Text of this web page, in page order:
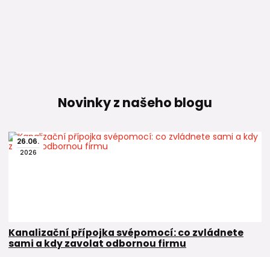
Novinky z našeho blogu
26.06.
2026
Kanalizační přípojka svépomocí: co zvládnete
sami a kdy zavolat odbornou firmu